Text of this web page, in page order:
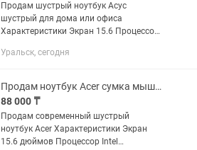
Продам шустрый ноутбук Асус
шустрый для дома или офиса
Характеристики Экран 15.6 Процессор
Заряд держит хорошо Установлены
Уральск, сегодня
Продам ноутбук Acer сумка мышка в комплекте
88 000 ₸
Продам современный шустрый
ноутбук Acer Характеристики Экран
15.6 дюймов Процессор Intel